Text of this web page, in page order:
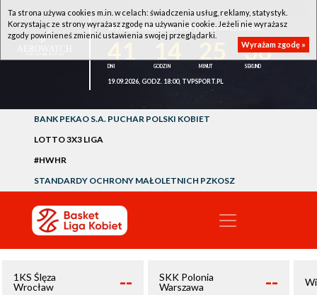
1KS ŚLĘZA WROCŁAW - LOTTO AZS UMCS LUBLIN
38
19.09.2026, GODZ. 18:00, TVPSPORT.PL
BANK PEKAO S.A. PUCHAR POLSKI KOBIET
LOTTO 3X3 LIGA
#HWHR
STANDARDY OCHRONY MAŁOLETNICH PZKOSZ
1KS Ślęza
Wrocław
--
SKK Polonia
Warszawa
--
Ta strona używa cookies m.in. w celach: świadczenia usług, reklamy, statystyk.
Korzystając ze strony wyrażasz zgodę na używanie cookie. Jeżeli nie wyrażasz
zgody powinieneś zmienić ustawienia swojej przeglądarki.
Wyrażam zgodę »